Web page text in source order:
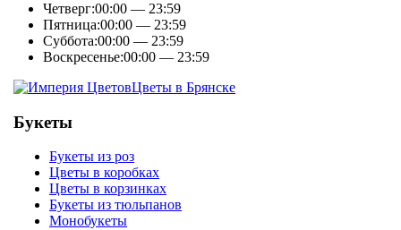
Четверг:00:00 — 23:59
Пятница:00:00 — 23:59
Суббота:00:00 — 23:59
Воскресенье:00:00 — 23:59
Цветы в Брянске
Букеты
Букеты из роз
Цветы в коробках
Цветы в корзинках
Букеты из тюльпанов
Монобукеты